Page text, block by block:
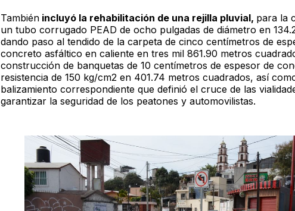
Tambiénincluyó la rehabilitación de una rejilla pluvial, para la
un tubo corrugado PEAD de ocho pulgadas de diámetro en
dando paso al tendido de la carpeta de cinco centímetros de
concreto asfáltico en caliente en tres mil 861.90 metros
construcción de banquetas de 10 centímetros de espesor de
resistencia de 150 kg/cm2 en 401.74 metros cuadrados, así
balizamiento correspondiente que definió el cruce de las
garantizar la seguridad de los peatones y automovilistas.